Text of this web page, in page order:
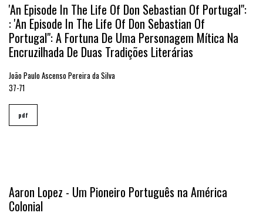
'An Episode In The Life Of Don Sebastian Of Portugal":
: 'An Episode In The Life Of Don Sebastian Of
Portugal": A Fortuna De Uma Personagem Mítica Na
Encruzilhada De Duas Tradições Literárias
João Paulo Ascenso Pereira da Silva
37-71
pdf
Aaron Lopez - Um Pioneiro Português na América
Colonial